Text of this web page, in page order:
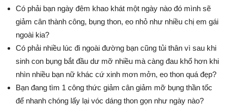
Có phải bạn ngày đêm khao khát một ngày nào đó mình sẽ
giảm cân thành công, bụng thon, eo nhỏ như nhiều chị em gái
ngoài kia?
Có phải nhiều lúc đi ngoài đường bạn cũng tủi thân vì sau khi
sinh con bụng bắt đầu dư mỡ nhiều mà càng đau khổ hơn khi
nhìn nhiều bạn nữ khác cứ xinh mơn mởn, eo thon quá đẹp?
Bạn đang tìm 1 công thức giảm cân giảm mỡ bụng thần tốc
để nhanh chóng lấy lại vóc dáng thon gọn như ngày nào?